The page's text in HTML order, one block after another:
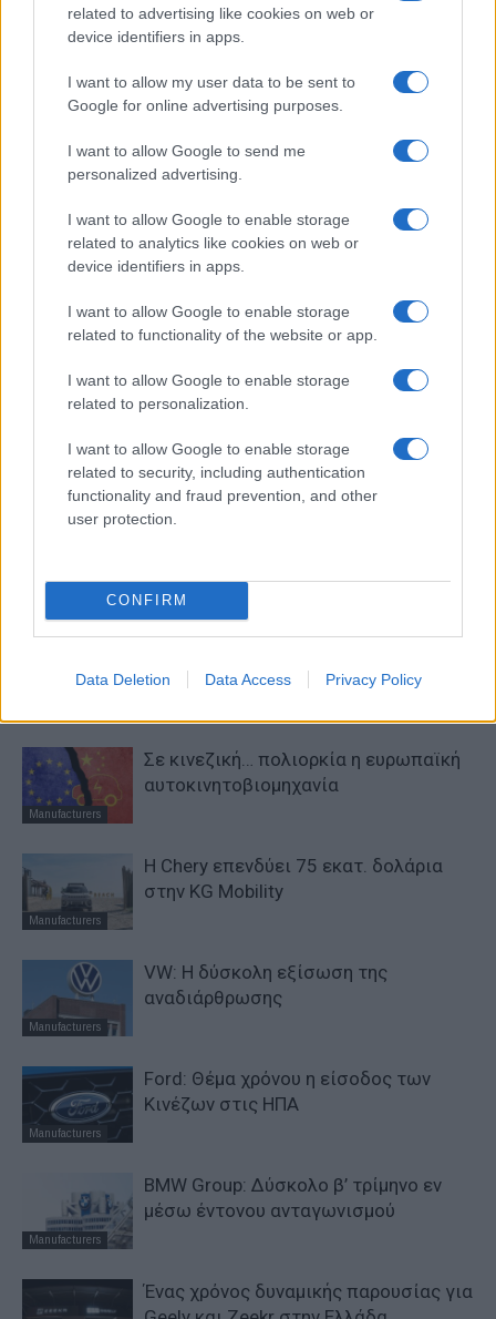
related to advertising like cookies on web or
device identifiers in apps.
I want to allow my user data to be sent to
Google for online advertising purposes.
I want to allow Google to send me
personalized advertising.
I want to allow Google to enable storage
related to analytics like cookies on web or
device identifiers in apps.
I want to allow Google to enable storage
related to functionality of the website or app.
I want to allow Google to enable storage
related to personalization.
I want to allow Google to enable storage
related to security, including authentication
functionality and fraud prevention, and other
user protection.
CONFIRM
Data Deletion Data Access Privacy Policy
Alpha Bank: Για πρώτη φορά το Αρχαίο Θέατρο Επιδαύρου
ΕΤΙΚΕΤΕΣ Carlos Ghosn Nissan Γαλλία
Ιαπωνία
Κόσμος
Λίβανος Τουρκία
Προηγούμενο άρθρο
Ανθρωποκεντρική
κινητικότητα από την Hyundai
Η Βαρκελώνη έχει τη
Manufacturers
Σε κινεζική… πολιορκία η ευρωπαϊκή
αυτοκινητοβιομηχανία
Manufacturers
Η Chery επενδύει 75 εκατ. δολάρια
στην KG Mobility
Manufacturers
VW: Η δύσκολη εξίσωση της
αναδιάρθρωσης
Manufacturers
Ford: Θέμα χρόνου η είσοδος των
Κινέζων στις ΗΠΑ
Manufacturers
BMW Group: Δύσκολο β’ τρίμηνο εν
μέσω έντονου ανταγωνισμού
Ένας χρόνος δυναμικής παρουσίας για